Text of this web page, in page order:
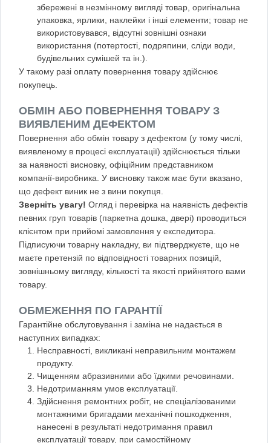
збережені в незмінному вигляді товар, оригінальна
упаковка, ярлики, наклейки і інші елементи; товар не
використовувався, відсутні зовнішні ознаки
використання (потертості, подряпини, сліди води,
будівельних сумішей та ін.).
У такому разі оплату повернення товару здійснює
покупець.
ОБМІН АБО ПОВЕРНЕННЯ ТОВАРУ З
ВИЯВЛЕНИМ ДЕФЕКТОМ
Повернення або обмін товару з дефектом (у тому числі,
виявленому в процесі експлуатації) здійснюється тільки
за наявності висновку, офіційним представником
компанії-виробника. У висновку також має бути вказано,
що дефект виник не з вини покупця.
Зверніть увагу! Огляд і перевірка на наявність дефектів
певних груп товарів (паркетна дошка, двері) проводиться
клієнтом при прийомі замовлення у експедитора.
Підписуючи товарну накладну, ви підтверджуєте, що не
маєте претензій по відповідності товарних позицій,
зовнішньому вигляду, кількості та якості прийнятого вами
товару.
ОБМЕЖЕННЯ ПО ГАРАНТІЇ
Гарантійне обслуговування і заміна не надається в
наступних випадках:
Несправності, викликані неправильним монтажем
продукту.
Чищенням абразивними або їдкими речовинами.
Недотриманням умов експлуатації.
Здійснення ремонтних робіт, не спеціалізованими
монтажними бригадами механічні пошкодження,
нанесені в результаті недотримання правил
експлуатації товару, при самостійному